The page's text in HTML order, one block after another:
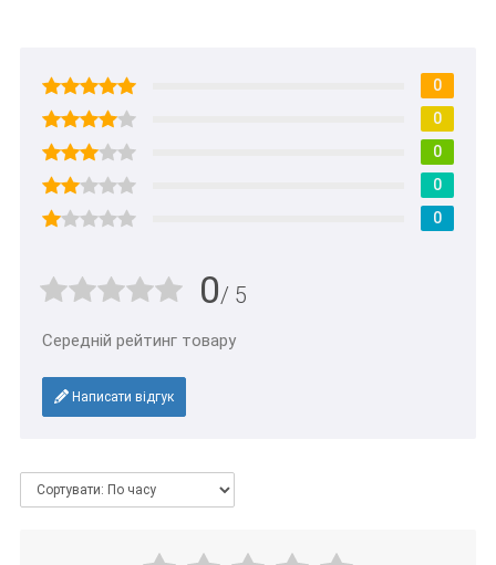
0/ 5
Середній рейтинг товару
Написати відгук
0
0
0
0
0